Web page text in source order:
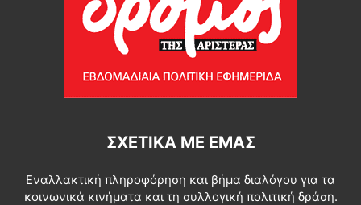
ΣΧΕΤΙΚΆ ΜΕ ΕΜΆΣ
Εναλλακτική πληροφόρηση και βήμα διαλόγου για τα
κοινωνικά κινήματα και τη συλλογική πολιτική δράση.